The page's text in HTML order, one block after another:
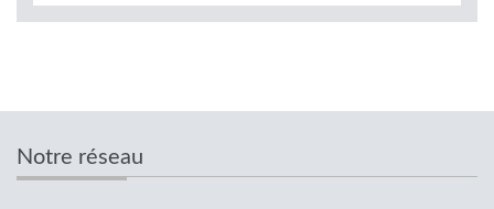
Notre réseau